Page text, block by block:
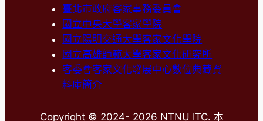
臺北市政府客家事務委員會
國立中央大學客家學院
國立陽明交通大學客家文化學院
國立高雄師範大學客家文化研究所
客委會客家文化發展中心數位典藏資
料庫簡介
Copyright © 2024- 2026 NTNU ITC. 本